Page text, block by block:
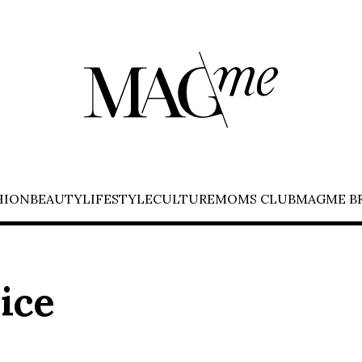
BEAUTYLIFESTYLECULTUREMOMS CLUBMAGME